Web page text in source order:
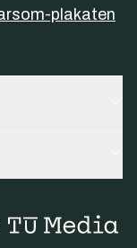
plakaten